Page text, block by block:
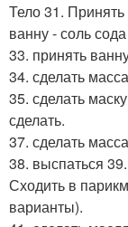
Тело 31.
ванну - соль
33. принять
34. сделать
35. сделать
сделать.
37. сделать
38. выспаться
Сходить в
варианты).